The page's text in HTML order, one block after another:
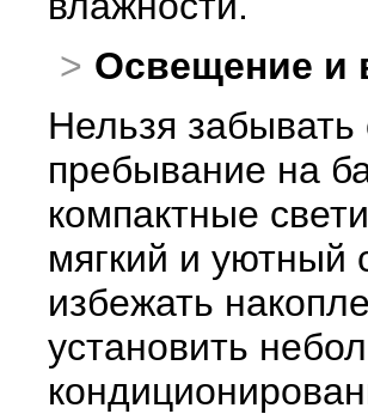
Освещение и
Нельзя
пребывание на
компактные
мягкий и уютный
избежать
установить